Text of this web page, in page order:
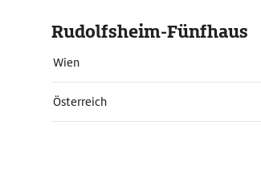
Rudolfsheim-Fünfhaus
Wien
Österreich